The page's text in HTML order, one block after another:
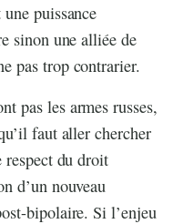
puissance
sinon une alliée de
pas trop contrarier.
pas les armes russes,
faut aller chercher
du droit
d’un nouveau
bipolaire. Si l’enjeu